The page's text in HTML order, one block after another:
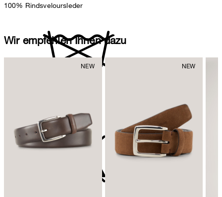
100% Rindsveloursleder
Wir empfehlen Ihnen dazu